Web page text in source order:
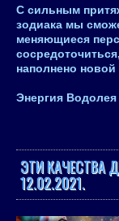
С сильным
зодиака мы
меняющиеся
наполнено новой
Энергия Водолея
ЭТИ КАЧЕСТВА
12.02.2021.